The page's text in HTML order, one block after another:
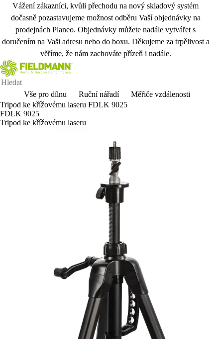
Vážení zákazníci, kvůli přechodu na nový skladový systém
dočasně pozastavujeme možnost odběru Vaší objednávky na
prodejnách Planeo. Objednávky můžete nadále vytvářet s
doručením na Vaši adresu nebo do boxu. Děkujeme za trpělivost a
věříme, že nám zachováte přízeň i nadále.
Vše pro dílnu Ruční nářadí
Měřiče vzdálenosti
Tripod ke křížovému laseru FDLK 9025
FDLK 9025
Tripod ke křížovému laseru